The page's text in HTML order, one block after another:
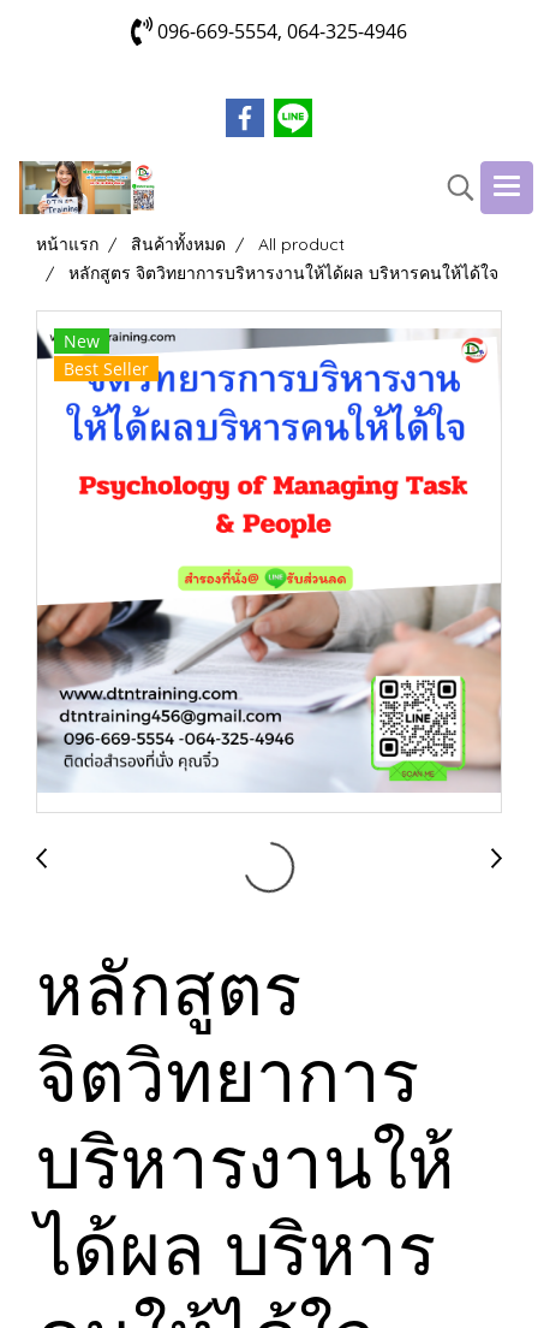
096-669-5554, 064-325-4946
หน้าแรก สินค้าทั้งหมด
All product
หลักสูตร จิตวิทยาการบริหารงานให้ได้ผล บริหารคนให้ได้ใจ
New
Best Seller
หลักสูตร
จิตวิทยาการ
บริหารงานให้
ได้ผล บริหาร